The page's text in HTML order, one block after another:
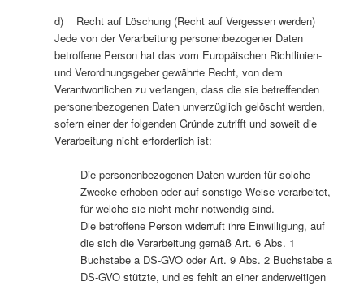
d) Recht auf Löschung (Recht auf Vergessen werden)
Jede von der Verarbeitung personenbezogener Daten
betroffene Person hat das vom Europäischen Richtlinien-
und Verordnungsgeber gewährte Recht, von dem
Verantwortlichen zu verlangen, dass die sie betreffenden
personenbezogenen Daten unverzüglich gelöscht werden,
sofern einer der folgenden Gründe zutrifft und soweit die
Verarbeitung nicht erforderlich ist:
Die personenbezogenen Daten wurden für solche
Zwecke erhoben oder auf sonstige Weise verarbeitet,
für welche sie nicht mehr notwendig sind.
Die betroffene Person widerruft ihre Einwilligung, auf
die sich die Verarbeitung gemäß Art. 6 Abs. 1
Buchstabe a DS-GVO oder Art. 9 Abs. 2 Buchstabe a
DS-GVO stützte, und es fehlt an einer anderweitigen